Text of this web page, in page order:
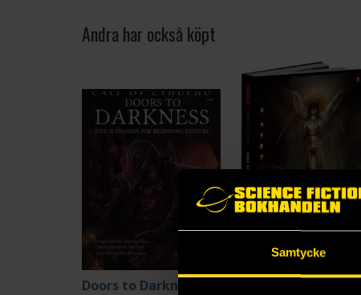
Samtycke
Andra har också köpt
Doors to Darkness